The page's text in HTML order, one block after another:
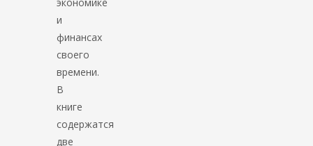
экономике
и
финансах
своего
времени.
В
книге
содержатся
две